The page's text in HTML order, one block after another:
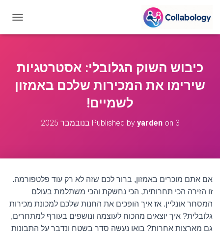
O
E
N
כיבוש השוק הגלובלי: אסטרטגיות
שירימו את המכירות שלכם באמזון
לשמיים!
Published by yardenon 3 בנובמבר 2025
אם אתם מוכרים באמזון, ברור לכם שזה לא רק עוד פלטפורמה.
זו הזירה הכי תחרותית, הכי נחשקת והכי משתלמת בעולם
המסחר אונליין. אז איך הופכים את החנות שלכם למכונת מכירות
גלובלית? איך יוצאים מהכוח לעוצמה ונושפים בעורף למתחרים,
גם מארצות אחרות? בואו נעשה סדר בשטח ונדבר על התבונות